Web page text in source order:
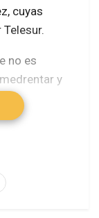
cuyas
no es
y
los